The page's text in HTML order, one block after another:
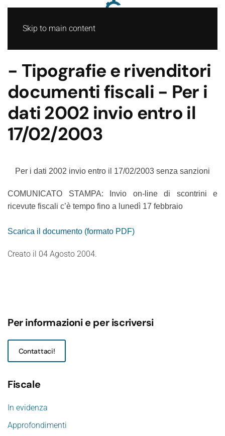
Skip to main content
- Tipografie e rivenditori
documenti fiscali - Per i
dati 2002 invio entro il
17/02/2003
Per i dati 2002 invio entro il 17/02/2003 senza sanzioni
COMUNICATO STAMPA: Invio on-line di scontrini e
ricevute fiscali c’è tempo fino a lunedì 17 febbraio
Scarica il documento (formato PDF)
Creato il 04 Agosto 2004.
Per informazioni e per iscriversi
Contattaci!
Fiscale
In evidenza
Approfondimenti